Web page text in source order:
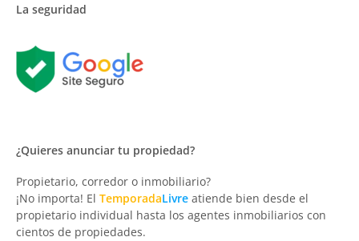
La seguridad
¿Quieres anunciar tu propiedad?
Propietario, corredor o inmobiliario?
¡No importa! El TemporadaLivre atiende bien desde el
propietario individual hasta los agentes inmobiliarios con
cientos de propiedades.